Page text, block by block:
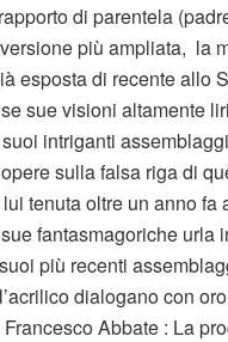
di parentela
più ampliata, la
esposta di recente allo
sue visioni altamente
intriganti
sulla falsa riga di
tenuta oltre un anno fa
fantasmagoriche urla
più recenti
dialogano con
Abbate : La